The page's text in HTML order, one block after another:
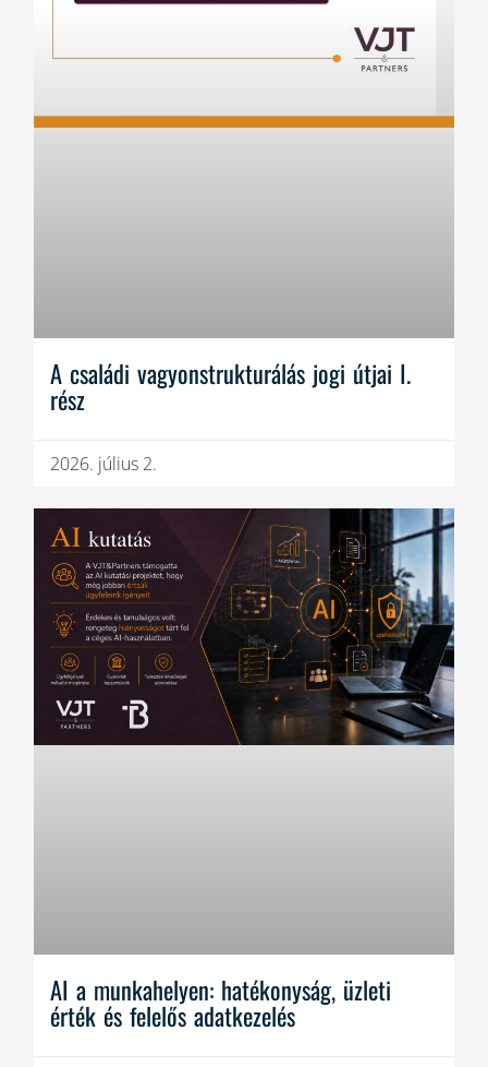
A családi vagyonstrukturálás jogi útjai I.
rész
2026. július 2.
AI a munkahelyen: hatékonyság, üzleti
érték és felelős adatkezelés